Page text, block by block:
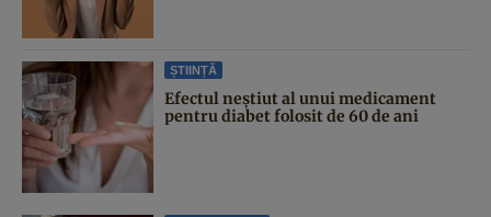
ȘTIINȚĂ
Efectul neștiut al unui medicament
pentru diabet folosit de 60 de ani